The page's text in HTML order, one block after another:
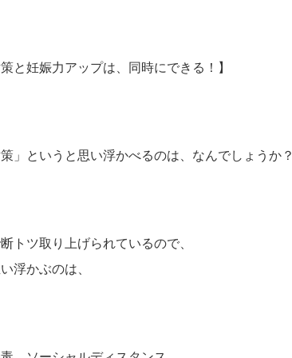
策と妊娠力アップは、同時にできる！】
策」というと思い浮かべるのは、なんでしょうか？
トツ取り上げられているので、
浮かぶのは、